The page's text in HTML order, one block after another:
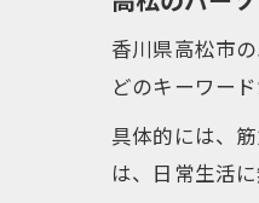
香川県高松市
どのキーワー
具体的には、
は、日常生活